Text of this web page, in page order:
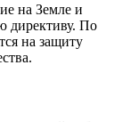
на Земле и
директиву. По
на защиту